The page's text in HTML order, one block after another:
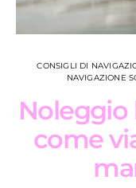
CONSIGLI DI
NAVIGAZIONE
Noleggio
come